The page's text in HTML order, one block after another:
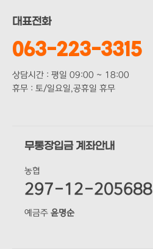
대표전화
063-223-3315
상담시간 : 평일 09:00 ~ 18:00
휴무 : 토/일요일,공휴일 휴무
무통장입금 계좌안내
농협
297-12-205688
예금주 윤명순